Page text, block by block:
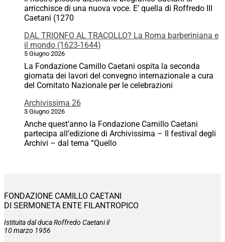
arricchisce di una nuova voce. E’ quella di Roffredo III
Caetani (1270
DAL TRIONFO AL TRACOLLO? La Roma barberiniana e
il mondo (1623-1644)
5 Giugno 2026
La Fondazione Camillo Caetani ospita la seconda
giornata dei lavori del convegno internazionale a cura
del Comitato Nazionale per le celebrazioni
Archivissima 26
3 Giugno 2026
Anche quest’anno la Fondazione Camillo Caetani
partecipa all’edizione di Archivissima – Il festival degli
Archivi – dal tema “Quello
FONDAZIONE CAMILLO CAETANI
DI SERMONETA ENTE FILANTROPICO
Istituita dal duca Roffredo Caetani il
10 marzo 1956